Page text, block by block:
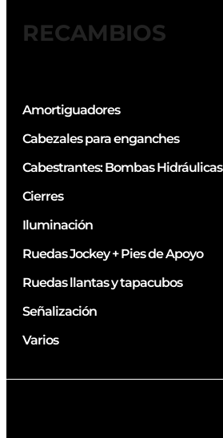
RECAMBIOS
Amortiguadores
Cabezales para enganches
Cabestrantes: Bombas Hidráulicas
Cierres
Iluminación
Ruedas Jockey + Pies de Apoyo
Ruedas llantas y tapacubos
Señalización
Varios